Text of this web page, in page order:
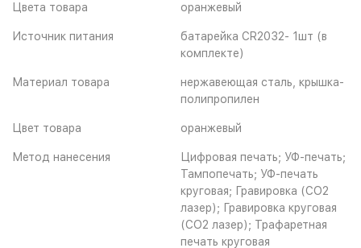
Цвета товара оранжевый
Источник питания
батарейка CR2032- 1шт (в
комплекте)
Материал товара
нержавеющая сталь, крышка-
полипропилен
Цвет товара оранжевый
Метод нанесения
Цифровая печать; УФ-печать;
Тампопечать; УФ-печать
круговая; Гравировка (CO2
лазер); Гравировка круговая
(CO2 лазер); Трафаретная
печать круговая